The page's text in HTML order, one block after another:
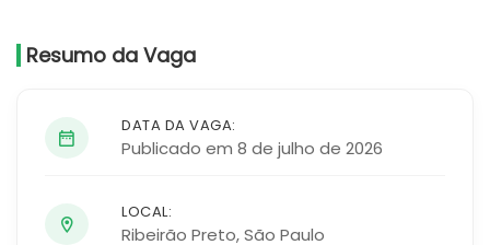
Resumo da Vaga
DATA DA VAGA:
Publicado em 8 de julho de 2026
LOCAL:
Ribeirão Preto,São Paulo